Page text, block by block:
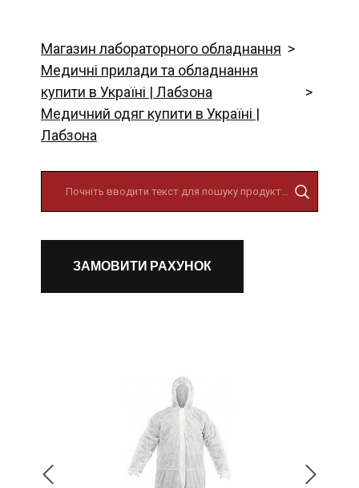
Магазин лабораторного обладнання
Медичні прилади та обладнання
купити в Україні | Лабзона
Медичний одяг купити в Україні |
Лабзона
ЗАМОВИТИ РАХУНОК